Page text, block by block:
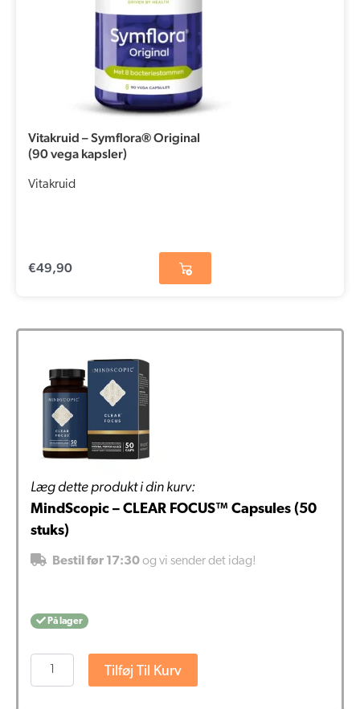
Vitakruid – Symflora® Original
(90 vega kapsler)
Vitakruid
€49,90
Læg dette produkt i din kurv:
MindScopic – CLEAR FOCUS™ Capsules (50
stuks)
Bestil før 17:30og vi sender det idag!
På lager
MindScopic
-
Tilføj Til Kurv